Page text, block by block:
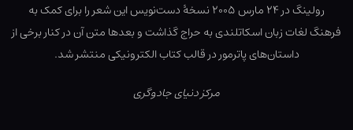
رولینگ در ۲۴ مارس ۲۰۰۵ نسخۀ دست‌نویس این شعر را برای کمک به
فرهنگ لغات زبان اسکاتلندی به حراج گذاشت و بعدها متن آن در کنار برخی از
داستان‌های پاترمور در قالب کتاب الکترونیکی منتشر شد.
مرکز دنیای جادوگری